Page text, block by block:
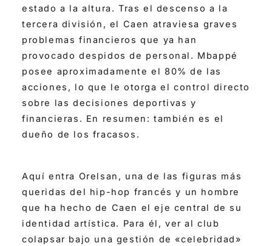
estado a la altura. Tras el descenso a la
tercera división, el Caen atraviesa graves
problemas financieros que ya han
provocado despidos de personal. Mbappé
posee aproximadamente el 80% de las
acciones, lo que le otorga el control directo
sobre las decisiones deportivas y
financieras. En resumen: también es el
dueño de los fracasos.
Aquí entra Orelsan, una de las figuras más
queridas del hip-hop francés y un hombre
que ha hecho de Caen el eje central de su
identidad artística. Para él, ver al club
colapsar bajo una gestión de «celebridad»